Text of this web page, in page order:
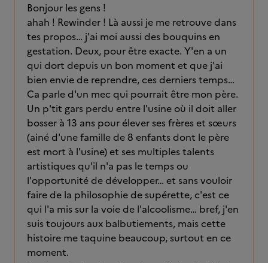
Bonjour les gens !
ahah ! Rewinder ! Là aussi je me retrouve dans
tes propos… j'ai moi aussi des bouquins en
gestation. Deux, pour être exacte. Y'en a un
qui dort depuis un bon moment et que j'ai
bien envie de reprendre, ces derniers temps…
Ca parle d'un mec qui pourrait être mon père.
Un p'tit gars perdu entre l'usine où il doit aller
bosser à 13 ans pour élever ses frères et sœurs
(ainé d'une famille de 8 enfants dont le père
est mort à l'usine) et ses multiples talents
artistiques qu'il n'a pas le temps ou
l'opportunité de développer… et sans vouloir
faire de la philosophie de supérette, c'est ce
qui l'a mis sur la voie de l'alcoolisme… bref, j'en
suis toujours aux balbutiements, mais cette
histoire me taquine beaucoup, surtout en ce
moment.